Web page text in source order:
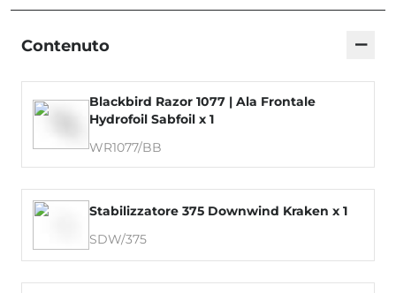
Contenuto −
Blackbird Razor 1077 | Ala Frontale
Hydrofoil Sabfoil x 1
WR1077/BB
Stabilizzatore 375 Downwind Kraken x 1
SDW/375